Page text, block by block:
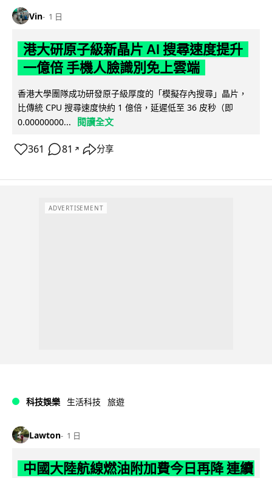
Vin 1 日
港大研原子級新晶片 AI 搜尋速度提升
一億倍 手機人臉識別免上雲端
香港大學團隊成功研發原子級厚度的「模擬存內搜尋」晶片，
比傳統 CPU 搜尋速度快約 1 億倍，延遲低至 36 皮秒（即
0.00000000...
閱讀全文
361 81 ↗ 分享
ADVERTISEMENT
科技娛樂 生活科技 旅遊
Lawton 1 日
中國大陸航線燃油附加費今日再降 連續